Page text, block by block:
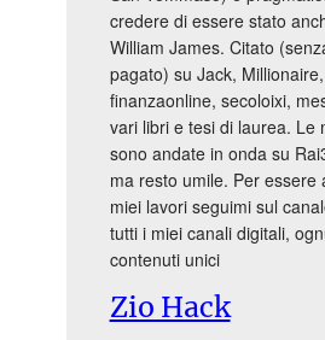
credere di essere stato
William James. Citato
pagato) su Jack,
finanzaonline, secoloixi,
vari libri e tesi di laurea. Le
sono andate in onda su
ma resto umile. Per essere
miei lavori seguimi sul
tutti i miei canali digitali,
contenuti unici
Zio Hack